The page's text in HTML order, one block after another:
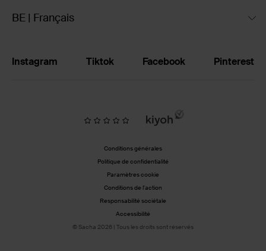
BE | Français
Instagram Tiktok Facebook Pinterest
Conditions générales
Politique de confidentialité
Paramètres cookie
Conditions de l'action
Responsabilité sociétale
Accessibilité
© Sacha 2026 | Tous les droits sont réservés